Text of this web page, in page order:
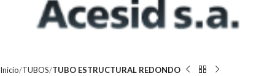
Inicio TUBOS TUBO ESTRUCTURAL REDONDO